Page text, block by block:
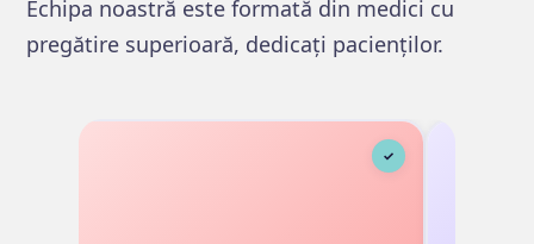
Echipa noastră este formată din medici cu
pregătire superioară, dedicați pacienților.
✓